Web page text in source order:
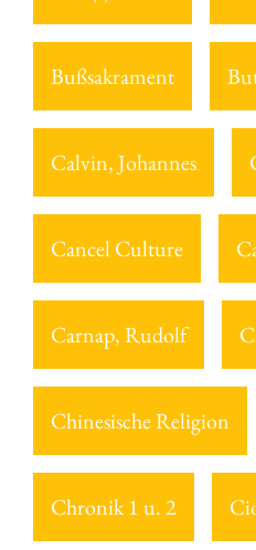
Bußsakrament
Calvin, Johannes
Cancel Culture
Carnap, Rudolf
Chinesische Religion
Chronik 1 u. 2